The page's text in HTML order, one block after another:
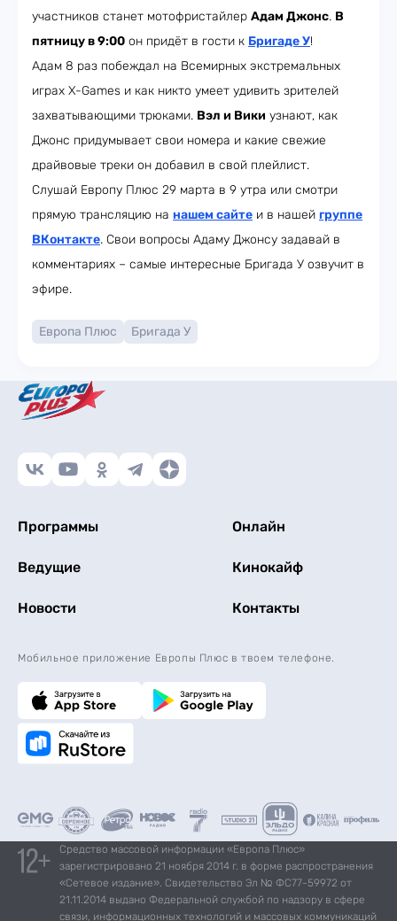
участников станет мотофристайлер Адам Джонс. В
пятницу в 9:00 он придёт в гости к Бригаде У!
Адам 8 раз побеждал на Всемирных экстремальных
играх X-Games и как никто умеет удивить зрителей
захватывающими трюками. Вэл и Вики узнают, как
Джонс придумывает свои номера и какие свежие
драйвовые треки он добавил в свой плейлист.
Слушай Европу Плюс 29 марта в 9 утра или смотри
прямую трансляцию на нашем сайте и в нашей группе
ВКонтакте. Свои вопросы Адаму Джонсу задавай в
комментариях – самые интересные Бригада У озвучит в
эфире.
Европа Плюс Бригада У
Программы Онлайн
Ведущие Кинокайф
Новости Контакты
Мобильное приложение Европы Плюс в твоем телефоне.
Средство массовой информации «Европа Плюс»
зарегистрировано 21 ноября 2014 г. в форме распространения
«Сетевое издание». Свидетельство Эл № ФС77-59972 от
21.11.2014 выдано Федеральной службой по надзору в сфере
связи, информационных технологий и массовых коммуникаций